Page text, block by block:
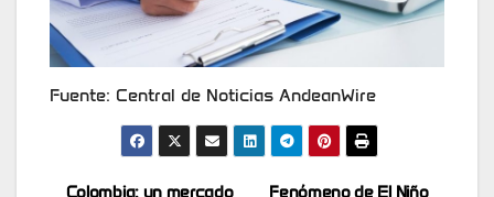
Fuente: Central de Noticias AndeanWire
Fenómeno de El Niño
Colombia: un mercado